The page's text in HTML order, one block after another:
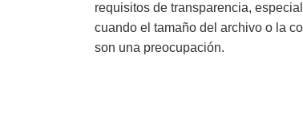
requisitos de transparencia,
cuando el tamaño del archivo o la
son una preocupación.